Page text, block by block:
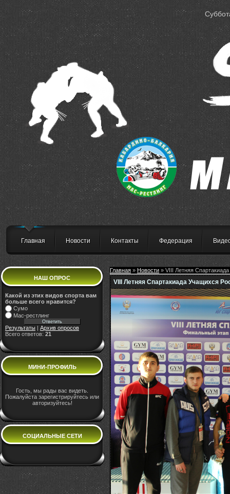
Главная Новости Контакты Федерация
НАШ ОПРОС
Какой из этих видов спорта вам
больше всего нравится?
Сумо
Мас-рестлинг
Результаты
Архив опросов
Всего ответов: 21
МИНИ-ПРОФИЛЬ
Гость, мы рады вас видеть.
Пожалуйста зарегистрируйтесь или
авторизуйтесь!
СОЦИАЛЬНЫЕ СЕТИ
Главная » Новости » VIII Летняя
VIII Летняя Спартакиада Учащихся